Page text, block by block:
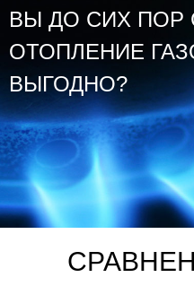
ВЫ ДО СИХ ПОР
ОТОПЛЕНИЕ
ВЫГОДНО?